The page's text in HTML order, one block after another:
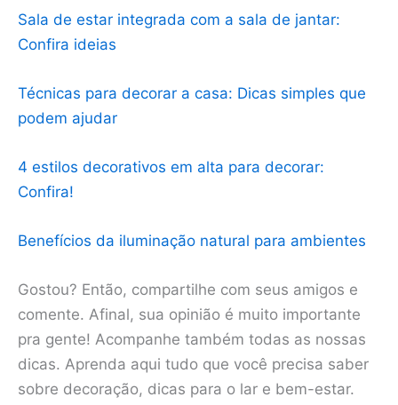
Sala de estar integrada com a sala de jantar:
Confira ideias
Técnicas para decorar a casa: Dicas simples que
podem ajudar
4 estilos decorativos em alta para decorar:
Confira!
Benefícios da iluminação natural para ambientes
Gostou? Então, compartilhe com seus amigos e
comente. Afinal, sua opinião é muito importante
pra gente! Acompanhe também todas as nossas
dicas. Aprenda aqui tudo que você precisa saber
sobre decoração, dicas para o lar e bem-estar.